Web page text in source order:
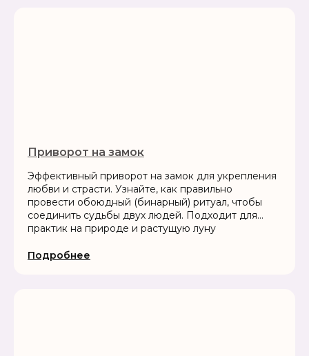
Приворот на замок
Эффективный приворот на замок для укрепления
любви и страсти. Узнайте, как правильно
провести обоюдный (бинарный) ритуал, чтобы
соединить судьбы двух людей. Подходит для
практик на природе и растущую луну
Подробнее